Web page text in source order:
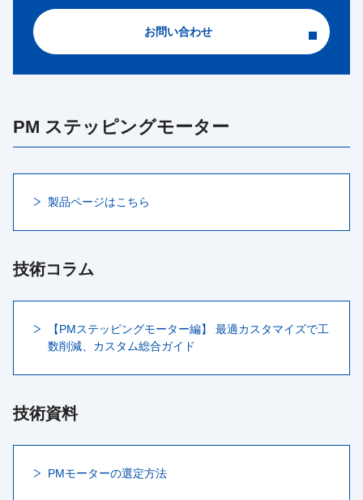
お問い合わせ
PM ステッピングモーター
製品ページはこちら
技術コラム
【PMステッピングモーター編】 最適カスタマイズで工
数削減、カスタム総合ガイド
技術資料
PMモーターの選定方法